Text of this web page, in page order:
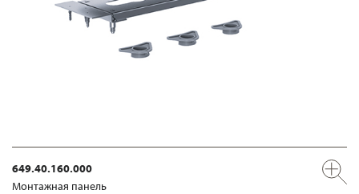
649.40.160.000
Mонтажная панель